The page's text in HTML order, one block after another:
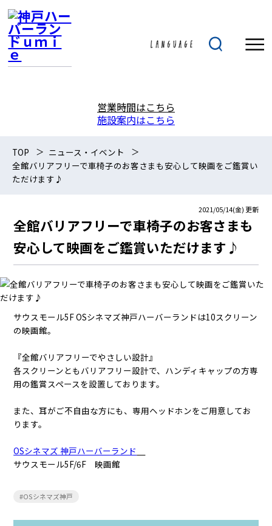
営業時間はこちら
施設案内はこちら
TOP
ニュース・イベント
全館バリアフリーで車椅子のお客さまも安心して映画をご鑑賞い
ただけます♪
2021/05/14(金)更新
全館バリアフリーで車椅子のお客さまも
安心して映画をご鑑賞いただけます♪
サウスモール5F OSシネマズ神戸ハーバーランドは10スクリーン
の映画館。
『全館バリアフリーでやさしい設計』
各スクリーンともバリアフリー設計で、ハンディキャップの方専
用の鑑賞スペースを設置しております。
また、耳がご不自由な方にも、専用ヘッドホンをご用意してお
ります。
OSシネマズ 神戸ハーバーランド
サウスモール5F/6F 映画館
#OSシネマズ神戸